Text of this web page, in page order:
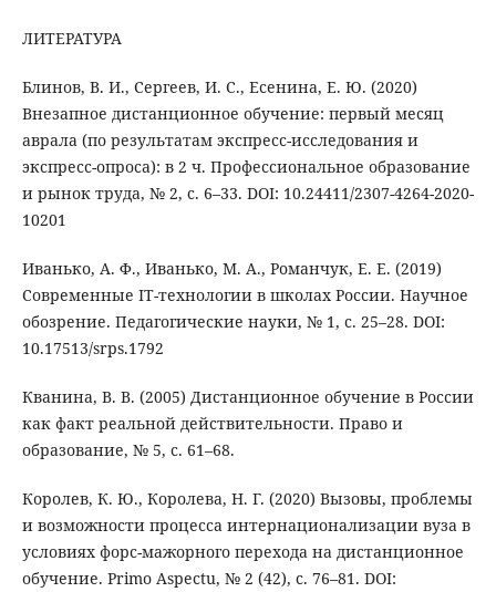
ЛИТЕРАТУРА
Блинов, В. И., Сергеев, И. С., Есенина, Е. Ю. (2020)
Внезапное дистанционное обучение: первый месяц
аврала (по результатам экспресс-исследования и
экспресс-опроса): в 2 ч. Профессиональное образование
и рынок труда, № 2, с. 6–33. DOI: 10.24411/2307-4264-2020-
10201
Иванько, А. Ф., Иванько, М. А., Романчук, Е. Е. (2019)
Современные IT-технологии в школах России. Научное
обозрение. Педагогические науки, № 1, с. 25–28. DOI:
10.17513/srps.1792
Кванина, В. В. (2005) Дистанционное обучение в России
как факт реальной действительности. Право и
образование, № 5, с. 61–68.
Королев, К. Ю., Королева, Н. Г. (2020) Вызовы, проблемы
и возможности процесса интернационализации вуза в
условиях форс-мажорного перехода на дистанционное
обучение. Primo Aspectu, № 2 (42), с. 76–81. DOI: